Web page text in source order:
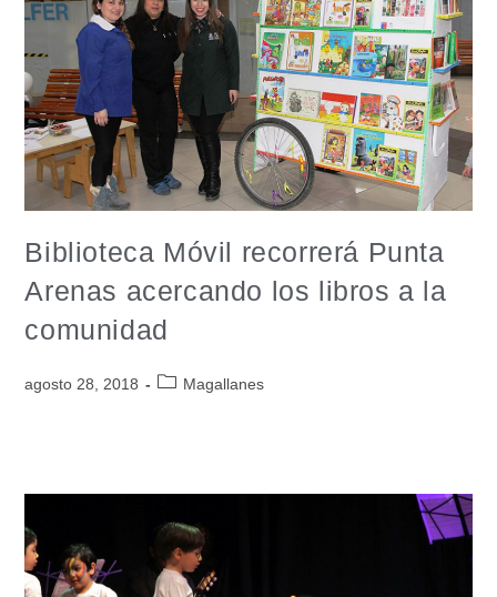
Biblioteca Móvil recorrerá Punta
Arenas acercando los libros a la
comunidad
agosto 28, 2018 Magallanes